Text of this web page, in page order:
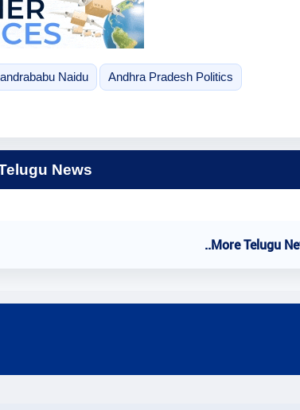
Naidu Andhra Pradesh Politics
News
..More Telugu